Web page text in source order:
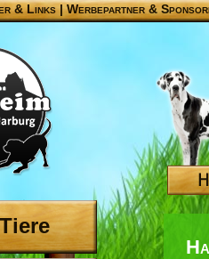
& Links|Werbepartner &